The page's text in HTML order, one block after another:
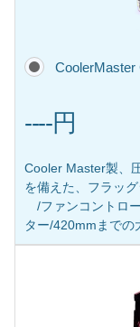
CoolerMaster
----円
Cooler Master製、
を備えた、フラッ
/ファンコントロ
ター/420mmまでの